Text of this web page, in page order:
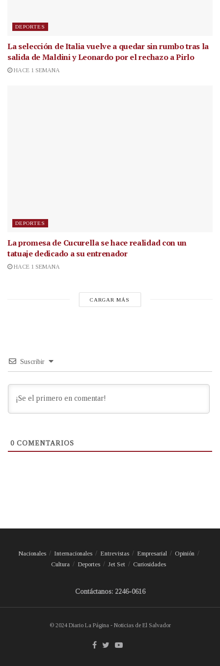
DEPORTES
La selección de Italia vuelve a quedar sin rumbo tras la
salida de Maldini y Leonardo por el rechazo a Pirlo
HACE 1 SEMANA
DEPORTES
La promesa de Cucurella se hace realidad con un
tatuaje dedicado a su entrenador
HACE 1 SEMANA
CARGAR MÁS
Suscribir
0 COMENTARIOS
Nacionales Internacionales Entrevistas Empresarial
Opinión
Cultura
Deportes Jet Set Curiosidades
Contáctanos: 2246-0616
© 2024 Diario La Página - Noticias de El Salvador